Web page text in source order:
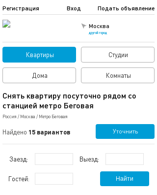
Москва
другой город
Подать объявление
Регистрация Вход
Квартиры Студии
Дома Комнаты
Снять квартиру посуточно рядом со
станцией метро Беговая
Россия / Москва / Метро Беговая
Найдено 15 вариантов Уточнить
Заезд: Выезд:
Гостей: Найти